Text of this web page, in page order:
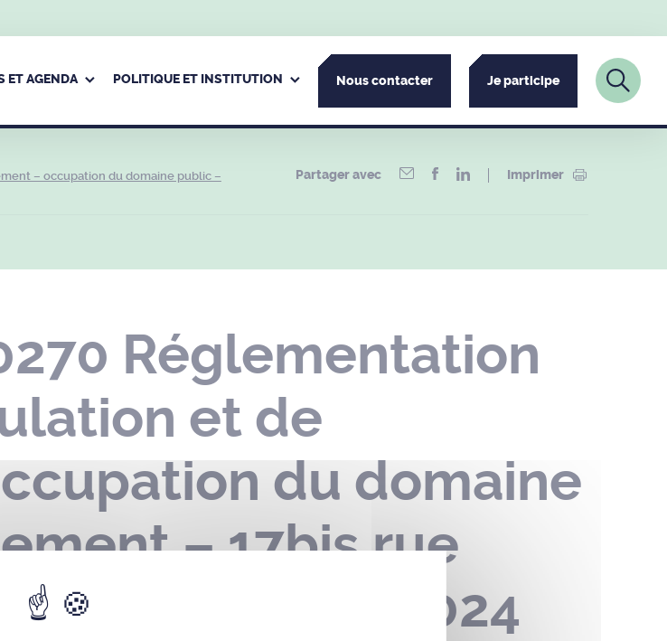
ET AGENDA POLITIQUE ET INSTITUTION Nous contacter Je participe
– occupation du domaine public –
Partager avec Imprimer
Réglementation
et de
du domaine
– 17bis rue
26 au 27 avril 2024